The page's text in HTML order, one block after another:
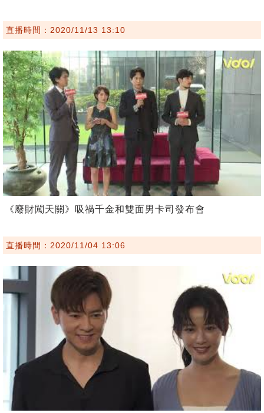
直播時間：2020/11/13 13:10
《廢財闖天關》吸禍千金和雙面男卡司發布會
直播時間：2020/11/04 13:06